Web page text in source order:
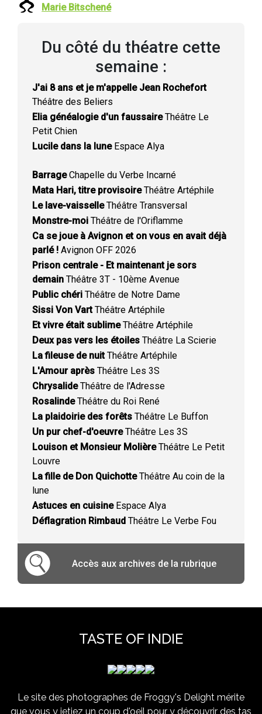
Marie Bitschené
Du côté du théatre cette
semaine :
J'ai 8 ans et je m'appelle Jean Rochefort
Théâtre des Beliers
Elia généalogie d'un faussaireThéâtre Le
Petit Chien
Lucile dans la luneEspace Alya
BarrageChapelle du Verbe Incarné
Mata Hari, titre provisoireThéâtre Artéphile
Le lave-vaisselleThéâtre Transversal
Monstre-moi Théâtre de l'Oriflamme
Ca se joue à Avignon et on vous en avait déjà
parlé ! Avignon OFF 2026
Prison centrale - Et maintenant je sors
demain Théâtre 3T - 10ème Avenue
Public chéri Théâtre de Notre Dame
Sissi Von VartThéâtre Artéphile
Et vivre était sublimeThéâtre Artéphile
Deux pas vers les étoiles Théâtre La Scierie
La fileuse de nuitThéâtre Artéphile
L'Amour après Théâtre Les 3S
ChrysalideThéâtre de l'Adresse
RosalindeThéâtre du Roi René
La plaidoirie des forêts Théâtre Le Buffon
Un pur chef-d'oeuvreThéâtre Les 3S
Louison et Monsieur MolièreThéâtre Le Petit
Louvre
La fille de Don QuichotteThéâtre Au coin de la
lune
Astuces en cuisineEspace Alya
Déflagration Rimbaud Théâtre Le Verbe Fou
Accès aux archives de la rubrique
TASTE OF INDIE
Le site des photographes de Froggy's Delight mérite
que vous y jetiez un coup d'oeil pour y découvrir des tas